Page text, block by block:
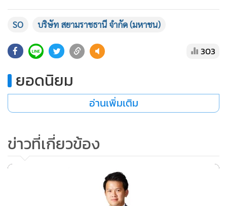
Outsourcing” นายณัฐพล กล่าว
ต้องการเป็นบริษัทที่ประกอบธุรกิจบริการจ้างเหมาแบบครบ
เป้าหมายที่จะช่วยสร้างระบบนิเวศ (Ecosystem) เพื่อสนับสนุน
การพัฒนาสตาร์ทอัปให้เติบโต รวมถึงพร้อมเป็นผู้ลงทุนและเป็น
พื้นที่สนามให้ผู้คิดค้นนวัตกรรมใหม่ๆ หรือสตาร์ทอัปได้ทดสอบ
โลกปัจจุบันได้ (Real World Environment)
อย่างไรก็ดี ปี 2565 บริษัทตั้งเป้ารายได้เติบโต 10% จากปีก่อนที่
ทำได้ 2,086 ล้านบาท จาก 2 แรงขับเคลื่อนหลักคือ 1.การนำ
เทคโนโลยีมาปรับใช้ในการบริการการจ้างเหมาบริการครบวงจร
SO บริษัท สยามราชธานี จำกัด (มหาชน)
303
ยอดนิยม
อ่านเพิ่มเติม
ข่าวที่เกี่ยวข้อง